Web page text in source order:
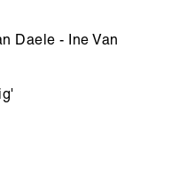
Daele - Ine Van